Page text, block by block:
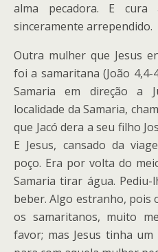
alma pecadora. E
sinceramente arrependido.
Outra mulher que Jesus
foi a samaritana (João 4,4-
Samaria em direção a
localidade da Samaria,
que Jacó dera a seu filho
E Jesus, cansado da
poço. Era por volta do
Samaria tirar água. Pediu-
beber. Algo estranho, pois
os samaritanos, muito
favor; mas Jesus tinha